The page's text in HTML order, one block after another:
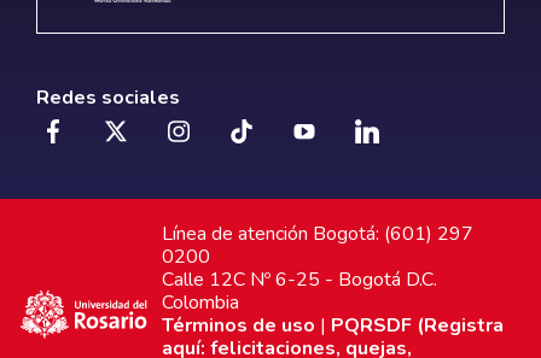
Redes sociales
Línea de atención Bogotá: (601) 297
0200
Calle 12C Nº 6-25 - Bogotá D.C.
Colombia
Términos de uso | PQRSDF (Registra
aquí: felicitaciones, quejas,